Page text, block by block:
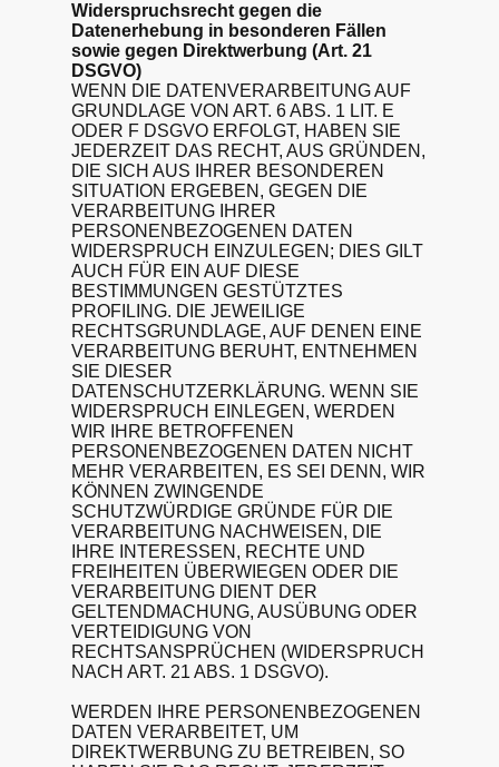
Widerspruchsrecht gegen die
Datenerhebung in besonderen Fällen
sowie gegen Direktwerbung (Art. 21
DSGVO)
WENN DIE DATENVERARBEITUNG AUF
GRUNDLAGE VON ART. 6 ABS. 1 LIT. E
ODER F DSGVO ERFOLGT, HABEN SIE
JEDERZEIT DAS RECHT, AUS GRÜNDEN,
DIE SICH AUS IHRER BESONDEREN
SITUATION ERGEBEN, GEGEN DIE
VERARBEITUNG IHRER
PERSONENBEZOGENEN DATEN
WIDERSPRUCH EINZULEGEN; DIES GILT
AUCH FÜR EIN AUF DIESE
BESTIMMUNGEN GESTÜTZTES
PROFILING. DIE JEWEILIGE
RECHTSGRUNDLAGE, AUF DENEN EINE
VERARBEITUNG BERUHT, ENTNEHMEN
SIE DIESER
DATENSCHUTZERKLÄRUNG. WENN SIE
WIDERSPRUCH EINLEGEN, WERDEN
WIR IHRE BETROFFENEN
PERSONENBEZOGENEN DATEN NICHT
MEHR VERARBEITEN, ES SEI DENN, WIR
KÖNNEN ZWINGENDE
SCHUTZWÜRDIGE GRÜNDE FÜR DIE
VERARBEITUNG NACHWEISEN, DIE
IHRE INTERESSEN, RECHTE UND
FREIHEITEN ÜBERWIEGEN ODER DIE
VERARBEITUNG DIENT DER
GELTENDMACHUNG, AUSÜBUNG ODER
VERTEIDIGUNG VON
RECHTSANSPRÜCHEN (WIDERSPRUCH
NACH ART. 21 ABS. 1 DSGVO).
WERDEN IHRE PERSONENBEZOGENEN
DATEN VERARBEITET, UM
DIREKTWERBUNG ZU BETREIBEN, SO